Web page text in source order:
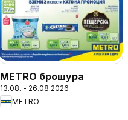
METRO брошура
13.08. - 26.08.2026
METRO